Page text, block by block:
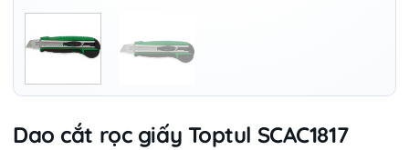
Dao cắt rọc giấy Toptul SCAC1817